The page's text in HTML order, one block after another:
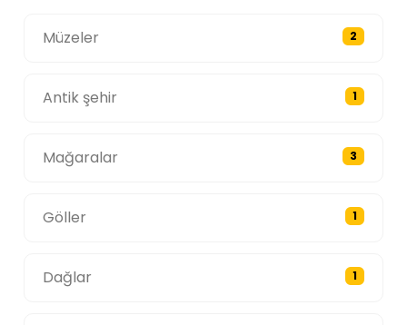
Müzeler 2
Antik şehir 1
Mağaralar 3
Göller 1
Dağlar 1